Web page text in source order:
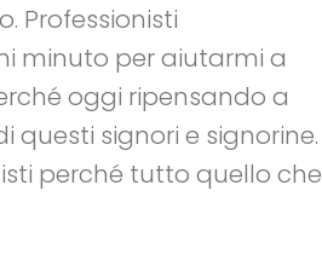
Professionisti
minuto per aiutarmi a
oggi ripensando a
signori e signorine.
perché tutto quello che